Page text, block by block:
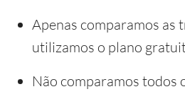
Apenas comparamos as
utilizamos o plano
Não comparamos todos